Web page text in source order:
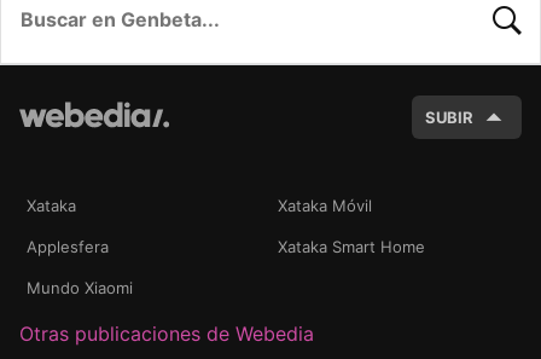
SUBIR
Xataka Xataka Móvil
Applesfera Xataka Smart Home
Mundo Xiaomi
Otras publicaciones de Webedia